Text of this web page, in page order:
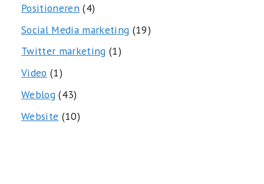
Positioneren(4)
Social Media marketing (19)
Twitter marketing (1)
Video (1)
Weblog(43)
Website (10)